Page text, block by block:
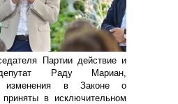
Партии действие и
Раду Мариан,
изменения в Законе о
в исключительном